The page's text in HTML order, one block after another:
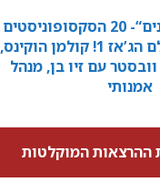
“הנושפים העדינים“- 20 הסקסופוניסטים
המשפיעים בעולם הג’אז 1! קולמן הוקינס,
עם זיו בן, מנהל
אמנותי
ההרצאות המוקלטות